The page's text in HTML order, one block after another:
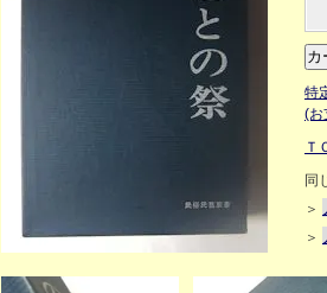
特
(お
Ｔ
同
＞
＞